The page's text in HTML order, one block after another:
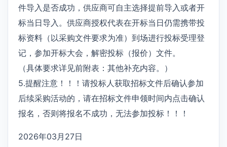
件导入是否成功，供应商可自主选择提前导入或者开
标当日导入。供应商授权代表在开标当日仍需携带投
标资料（以采购文件要求为准）到场进行投标受理登
记，参加开标大会，解密投标（报价）文件。
（具体要求详见前附表：其他补充内容。）
5.提醒注意！！！请投标人获取招标文件后确认参加
后续采购活动的，请在招标文件申领时间内点击确认
报名，否则将报名不成功，无法参加投标！！！
2026年03月27日